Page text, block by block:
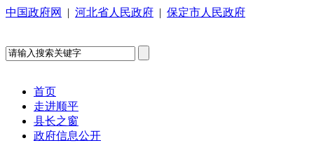
中国政府网 | 河北省人民政府 | 保定市人民政府
首页
走进顺平
县长之窗
政府信息公开